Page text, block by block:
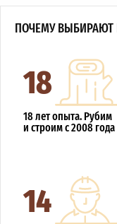
ПОЧЕМУ ВЫБИРАЮТ
18
18 лет опыта. Рубим
и строим с 2008 года
14